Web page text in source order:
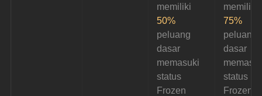
memiliki
50%
peluang
dasar
memasuki
status
Frozen
memiliki
75%
peluang
dasar
status
Frozen